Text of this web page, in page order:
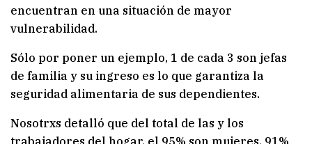
encuentran en una situación de mayor
vulnerabilidad.
Sólo por poner un ejemplo, 1 de cada 3 son jefas
de familia y su ingreso es lo que garantiza la
seguridad alimentaria de sus dependientes.
Nosotrxs detalló que del total de las y los
trabajadores del hogar, el 95% son mujeres, 91%